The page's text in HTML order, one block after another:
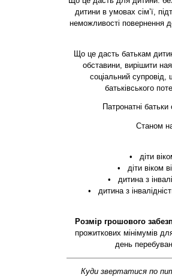
дитини в умовах сім’ї,
неможливості повернення
Що це дасть батькам
обставини, вирішити
соціальний
батьківського
Патронатні
Станом
• діти
• діти віком
• дитина з
• дитина з
Розмір грошового
прожиткових мінімумів
день
Куди звертатися по